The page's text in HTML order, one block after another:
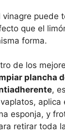
vinagre puede
que el
forma.
de los
plancha
,
aplica
esponja, y
retirar toda